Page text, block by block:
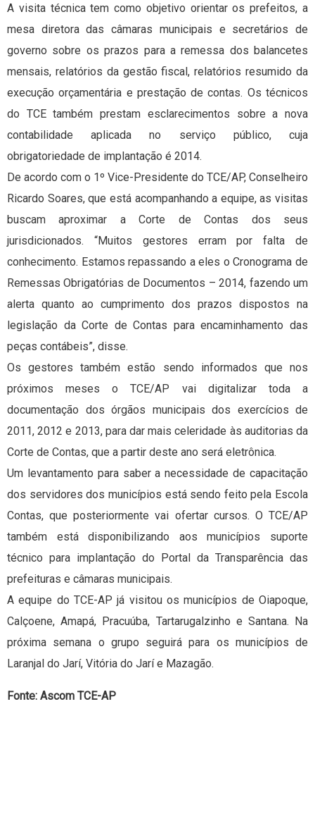
A visita técnica tem como objetivo orientar os prefeitos, a
mesa diretora das câmaras municipais e secretários de
governo sobre os prazos para a remessa dos balancetes
mensais, relatórios da gestão fiscal, relatórios resumido da
execução orçamentária e prestação de contas. Os técnicos
do TCE também prestam esclarecimentos sobre a nova
contabilidade aplicada no serviço público, cuja
obrigatoriedade de implantação é 2014.
De acordo com o 1º Vice-Presidente do TCE/AP, Conselheiro
Ricardo Soares, que está acompanhando a equipe, as visitas
buscam aproximar a Corte de Contas dos seus
jurisdicionados. “Muitos gestores erram por falta de
conhecimento. Estamos repassando a eles o Cronograma de
Remessas Obrigatórias de Documentos – 2014, fazendo um
alerta quanto ao cumprimento dos prazos dispostos na
legislação da Corte de Contas para encaminhamento das
peças contábeis”, disse.
Os gestores também estão sendo informados que nos
próximos meses o TCE/AP vai digitalizar toda a
documentação dos órgãos municipais dos exercícios de
2011, 2012 e 2013, para dar mais celeridade às auditorias da
Corte de Contas, que a partir deste ano será eletrônica.
Um levantamento para saber a necessidade de capacitação
dos servidores dos municípios está sendo feito pela Escola
Contas, que posteriormente vai ofertar cursos. O TCE/AP
também está disponibilizando aos municípios suporte
técnico para implantação do Portal da Transparência das
prefeituras e câmaras municipais.
A equipe do TCE-AP já visitou os municípios de Oiapoque,
Calçoene, Amapá, Pracuúba, Tartarugalzinho e Santana. Na
próxima semana o grupo seguirá para os municípios de
Laranjal do Jarí, Vitória do Jarí e Mazagão.
Fonte: Ascom TCE-AP